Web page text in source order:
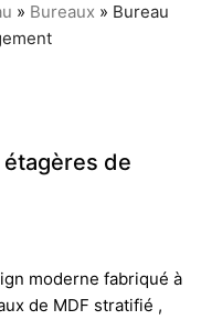
» Bureaux » Bureau
de
moderne fabriqué à
de MDF stratifié ,